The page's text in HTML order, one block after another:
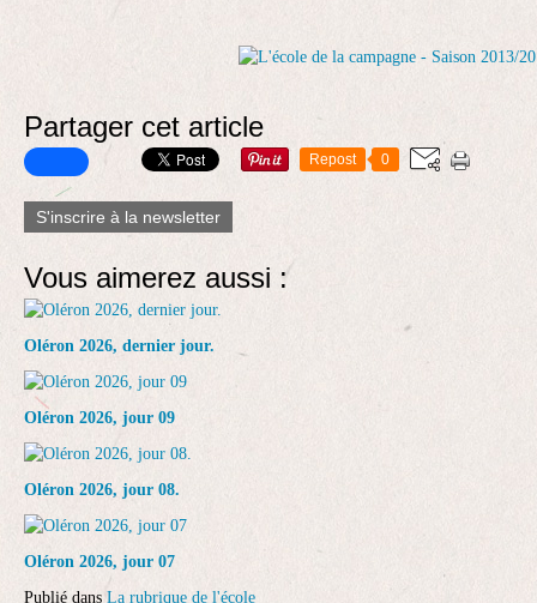
Partager cet article
Repost 0
S'inscrire à la newsletter
Vous aimerez aussi :
Oléron 2026, dernier jour.
Oléron 2026, jour 09
Oléron 2026, jour 08.
Oléron 2026, jour 07
Publié dans La rubrique de l'école